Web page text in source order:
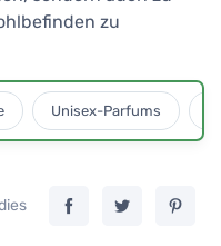
zu
Unisex-Parfums